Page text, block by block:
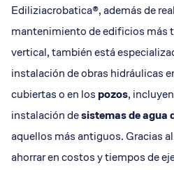
Ediliziacrobatica®, además de
mantenimiento de edificios más
vertical, también está
instalación de obras hidráulicas
cubiertas o en los pozos,
instalación desistemas de agua
aquellos más antiguos. Gracias
ahorrar en costos y tiempos de